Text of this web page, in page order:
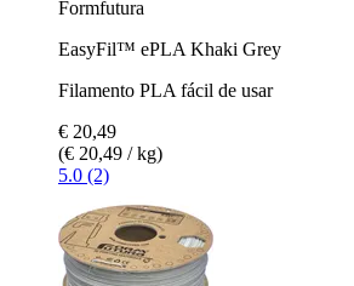
Formfutura
EasyFil™ ePLA Khaki Grey
Filamento PLA fácil de usar
€ 20,49
(€ 20,49 / kg)
5.0 (2)